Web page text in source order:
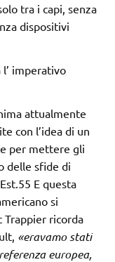
tra i capi, senza
dispositivi
l’ imperativo
attualmente
con l’idea di un
per mettere gli
delle sfide di
E questa
si
ricorda
«eravamo stati
europea,